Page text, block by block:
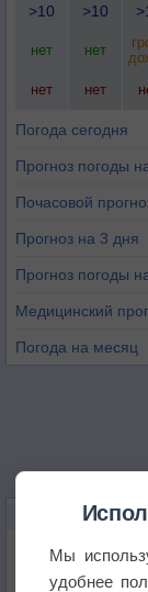
>10 >10
нет нет
нет
нет
Погода сегодня
Прогноз погоды
Почасовой
Прогноз на 3 дня
Прогноз погоды
Медицинский
Погода на месяц
НОВОЕ О
Мы
удобнее